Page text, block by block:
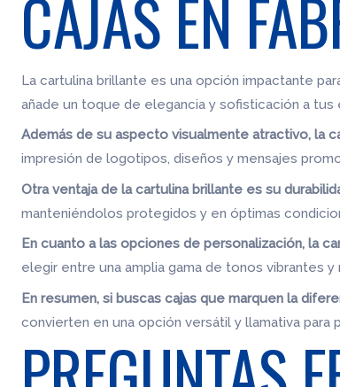
CAJAS EN
La cartulina brillante es una opción impactante
añade un toque de elegancia y sofisticación a tus
Además de su aspecto visualmente atractivo, la
impresión de logotipos, diseños y mensajes
Otra ventaja de la cartulina brillante es su
manteniéndolos protegidos y en óptimas
En cuanto a las opciones de personalización, la
elegir entre una amplia gama de tonos vibrantes
En resumen, si buscas cajas que marquen la
convierten en una opción versátil y llamativa para